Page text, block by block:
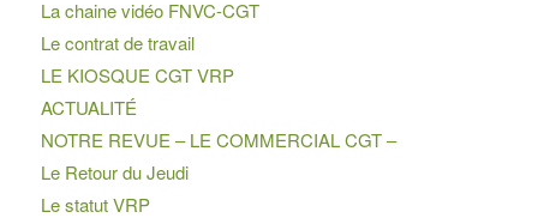
La chaine vidéo FNVC-CGT
Le contrat de travail
LE KIOSQUE CGT VRP
ACTUALITÉ
NOTRE REVUE – LE COMMERCIAL CGT –
Le Retour du Jeudi
Le statut VRP